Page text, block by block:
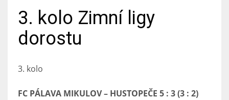
3. kolo Zimní ligy
dorostu
3. kolo
FC PÁLAVA MIKULOV – HUSTOPEČE 5 : 3 (3 : 2)